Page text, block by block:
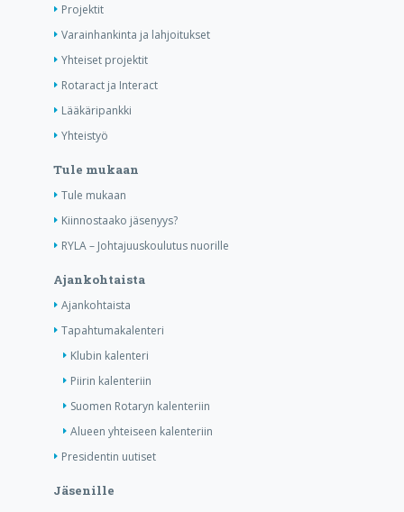
Projektit
Varainhankinta ja lahjoitukset
Yhteiset projektit
Rotaract ja Interact
Lääkäripankki
Yhteistyö
Tule mukaan
Tule mukaan
Kiinnostaako jäsenyys?
RYLA – Johtajuuskoulutus nuorille
Ajankohtaista
Ajankohtaista
Tapahtumakalenteri
Klubin kalenteri
Piirin kalenteriin
Suomen Rotaryn kalenteriin
Alueen yhteiseen kalenteriin
Presidentin uutiset
Jäsenille